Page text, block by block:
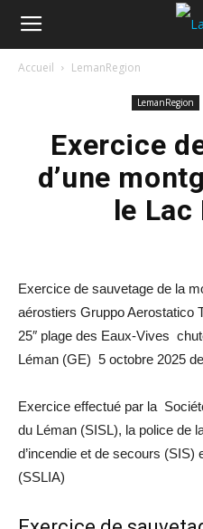
Accueil LemanRegion
LemanRegion
Exercice
d’une
le Lac
Exercice de sauvetage de la
aérostiers Gruppo Aerostatico
25″ plage des Eaux-Vives
Léman (GE) 5 octobre 2025
Exercice effectué par la
du Léman (SISL), la police de
d’incendie et de secours (SIS)
(SSLIA)